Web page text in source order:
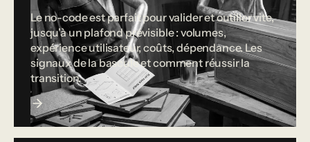
Le no-code est parfait pour valider et outiller vite,
jusqu'à un plafond prévisible : volumes,
expérience utilisateur, coûts, dépendance. Les
signaux de la bascule et comment réussir la
transition.